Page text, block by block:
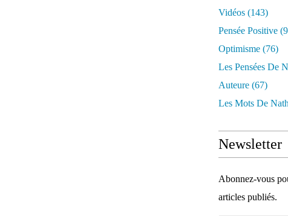
Vidéos (143)
Pensée Positive
Optimisme (76)
Les Pensées De
Auteure (67)
Les Mots De
Newsletter
Abonnez-vous
articles publiés.